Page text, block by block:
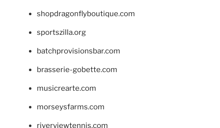
shopdragonflyboutique.com
sportszilla.org
batchprovisionsbar.com
brasserie-gobette.com
musicrearte.com
morseysfarms.com
riverviewtennis.com